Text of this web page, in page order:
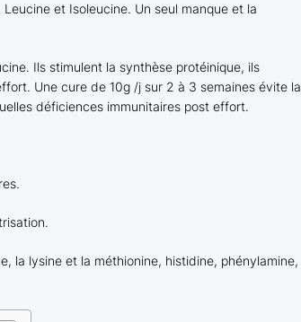
et Isoleucine. Un seul manque et la
Ils stimulent la synthèse protéinique, ils
Une cure de 10g /j sur 2 à 3 semaines évite la
déficiences immunitaires post effort.
la lysine et la méthionine, histidine, phénylamine,